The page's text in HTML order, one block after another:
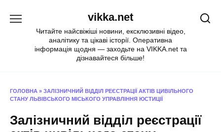
vikka.net
Читайте найсвіжіші новини, ексклюзивні відео,
аналітику та цікаві історії. Оперативна
інформація щодня — заходьте на VIKKA.net та
дізнавайтеся більше!
ГОЛОВНА » ЗАЛІЗНИЧНИЙ ВІДДІЛ РЕЄСТРАЦІЇ АКТІВ ЦИВІЛЬНОГО
СТАНУ ЛЬВІВСЬКОГО МІСЬКОГО УПРАВЛІННЯ ЮСТИЦІЇ
Залізничний відділ реєстрації